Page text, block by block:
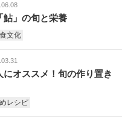
鮎」の旬と栄養
文化
にオススメ！旬の作り置き
レシピ